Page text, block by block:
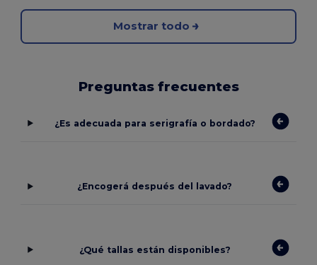
Mostrar todo
Preguntas frecuentes
¿Es adecuada para serigrafía o bordado?
¿Encogerá después del lavado?
¿Qué tallas están disponibles?